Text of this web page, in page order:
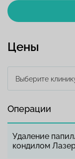
Цены
Выберите
Операции
Удаление
кондилом